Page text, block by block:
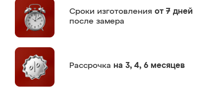
Сроки изготовления от 7 дней
после замера
Рассрочка на 3, 4, 6 месяцев